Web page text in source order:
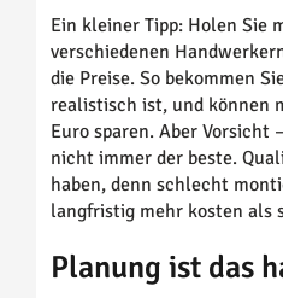
Ein kleiner Tipp: Holen Sie
verschiedenen
die Preise. So bekommen
realistisch ist, und können
Euro sparen. Aber
nicht immer der beste.
haben, denn schlecht
langfristig mehr kosten als
Planung ist das